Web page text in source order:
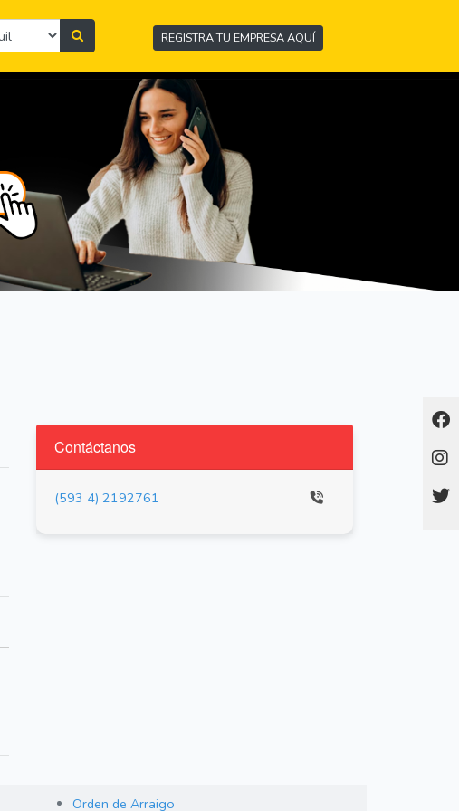
REGISTRA TU EMPRESA AQUÍ
Contáctanos
(593 4) 2192761
Orden de Arraigo